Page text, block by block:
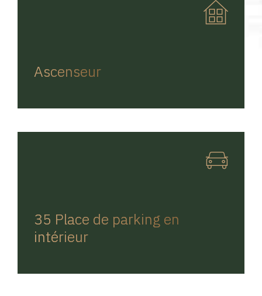
Ascenseur
35 Place de parking en
intérieur